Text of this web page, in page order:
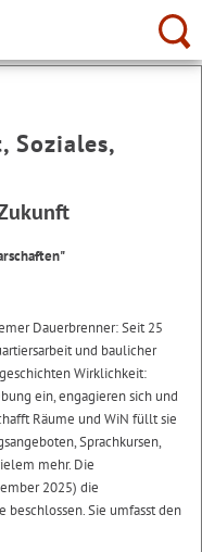
Soziales,
Dauerbrenner: Seit 25
und baulicher
Wirklichkeit:
ein, engagieren sich und
Räume und WiN füllt sie
Sprachkursen,
mehr. Die
2025) die
Sie umfasst den